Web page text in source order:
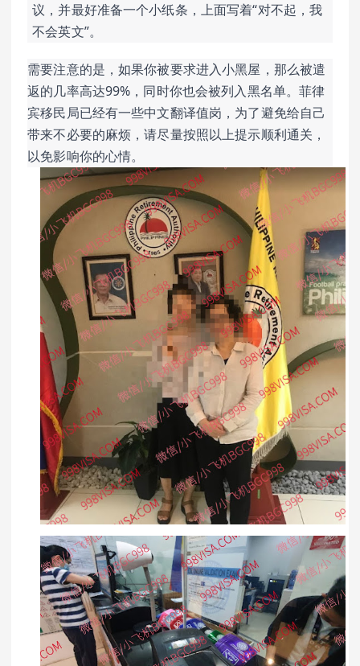
议，并最好准备一个小纸条，上面写着“对不起，我
不会英文”。
需要注意的是，如果你被要求进入小黑屋，那么被遣
返的几率高达99%，同时你也会被列入黑名单。菲律
宾移民局已经有一些中文翻译值岗，为了避免给自己
带来不必要的麻烦，请尽量按照以上提示顺利通关，
以免影响你的心情。